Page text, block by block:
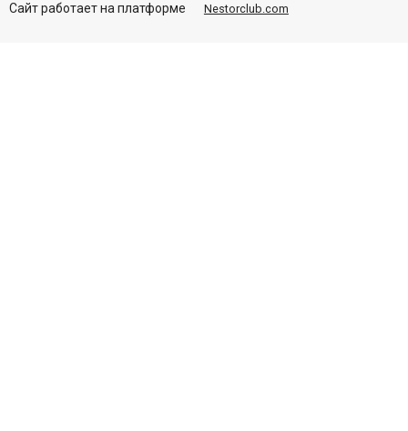
Сайт работает на платформе Nestorclub.com